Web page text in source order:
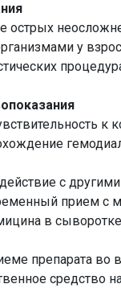
острых
у
к
с
прием с
в
препарата во
средство